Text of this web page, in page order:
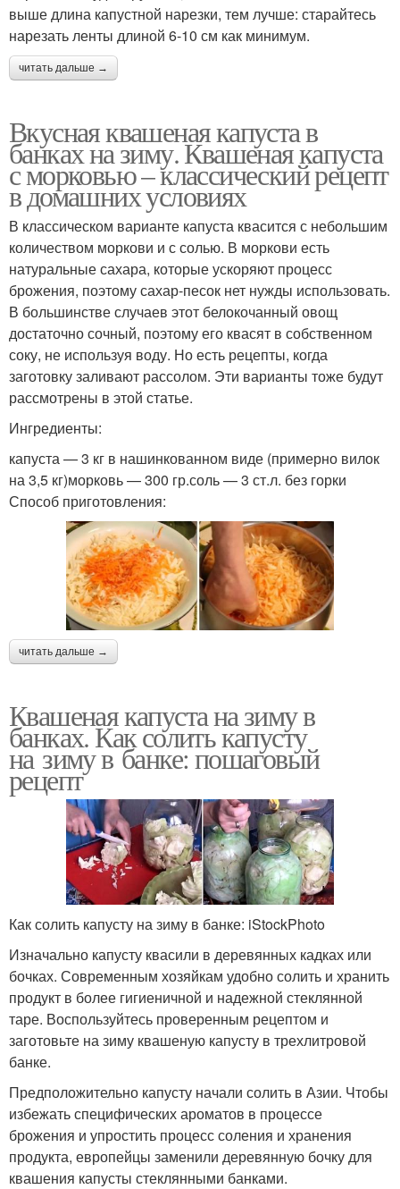
выше длина капустной нарезки, тем лучше: старайтесь
нарезать ленты длиной 6-10 см как минимум.
читать дальше →
Вкусная квашеная капуста в
банках на зиму. Квашеная капуста
с морковью – классический рецепт
в домашних условиях
В классическом варианте капуста квасится с небольшим
количеством моркови и с солью. В моркови есть
натуральные сахара, которые ускоряют процесс
брожения, поэтому сахар-песок нет нужды использовать.
В большинстве случаев этот белокочанный овощ
достаточно сочный, поэтому его квасят в собственном
соку, не используя воду. Но есть рецепты, когда
заготовку заливают рассолом. Эти варианты тоже будут
рассмотрены в этой статье.
Ингредиенты:
капуста — 3 кг в нашинкованном виде (примерно вилок
на 3,5 кг)морковь — 300 гр.соль — 3 ст.л. без горки
Способ приготовления:
читать дальше →
Квашеная капуста на зиму в
банках. Как солить капусту
на зиму в банке: пошаговый
рецепт
Как солить капусту на зиму в банке: iStockPhoto
Изначально капусту квасили в деревянных кадках или
бочках. Современным хозяйкам удобно солить и хранить
продукт в более гигиеничной и надежной стеклянной
таре. Воспользуйтесь проверенным рецептом и
заготовьте на зиму квашеную капусту в трехлитровой
банке.
Предположительно капусту начали солить в Азии. Чтобы
избежать специфических ароматов в процессе
брожения и упростить процесс соления и хранения
продукта, европейцы заменили деревянную бочку для
квашения капусты стеклянными банками.